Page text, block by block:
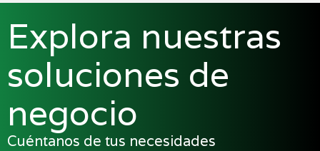
Explora nuestras
soluciones de
negocio
Cuéntanos de tus necesidades